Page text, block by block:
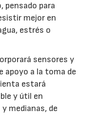
pensado para
mejor en
estrés o
sensores y
apoyo a la toma de
estará
y útil en
medianas, de